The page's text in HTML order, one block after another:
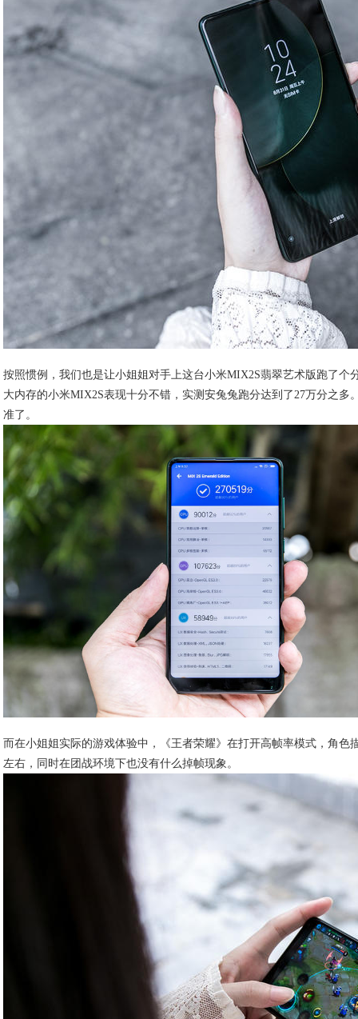
按照惯例，我们也是让小姐姐对手上这台小米MIX2S翡翠艺术版跑了个
大内存的小米MIX2S表现十分不错，实测安兔兔跑分达到了27万分之
准了。
而在小姐姐实际的游戏体验中，《王者荣耀》在打开高帧率模式，角
左右，同时在团战环境下也没有什么掉帧现象。